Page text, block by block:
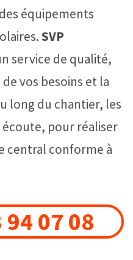
équipements
SVP
service de qualité,
vos besoins et la
long du chantier, les
pour réaliser
central conforme à
94 07 08